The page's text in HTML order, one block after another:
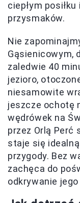
ciepłym
przysmaków.
Nie
Gąsienicowym,
zaledwie 40
jezioro,
niesamowite
jeszcze ochotę
wędrówek na
przez Orlą Perć
staje się
przygody. Bez
zachęca do
odkrywanie jego